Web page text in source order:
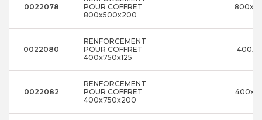
0022078
POUR COFFRET
800x500x200
0022080
RENFORCEMENT
POUR COFFRET
400x750x125
0022082
RENFORCEMENT
POUR COFFRET
400x750x200